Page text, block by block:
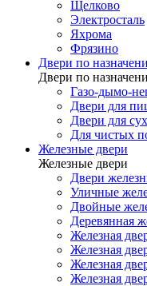
Щелково
Электросталь
Яхрома
Фрязино
Двери по
Двери по
Газо-дымо-
Двери для
Двери для
Для чистых
Железные двери
Железные двери
Двери
Уличные
Двойные
Деревянная
Железная
Железная
Железная
Железная